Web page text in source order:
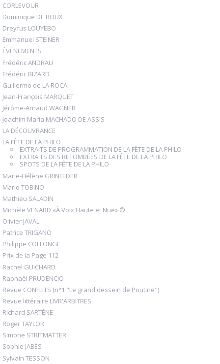
CORLEVOUR
Dominique DE ROUX
Dreyfus LOUYEBO
Emmanuel STEINER
ÉVÉNEMENTS
Frédéric ANDRAU
Frédéric BIZARD
Guillermo de LA ROCA
Jean-François MARQUET
Jérôme-Arnaud WAGNER
Joachim Maria MACHADO DE ASSIS
LA DÉCOUVRANCE
LA FÊTE DE LA PHILO
EXTRAITS DE PROGRAMMATION DE LA FÊTE DE LA PHILO
EXTRAITS DES RETOMBÉES DE LA FÊTE DE LA PHILO
SPOTS DE LA FÊTE DE LA PHILO
Marie-Hélène GRINFEDER
Mario TOBINO
Mathieu SALADIN
Michèle VENARD «À Voix Haute et Nue» ©
Olivier JAVAL
Patrice TRIGANO
Philippe COLLONGE
Prix de la Page 112
Rachel GUICHARD
Raphaël PRUDENCIO
Revue CONFLITS (n°1 "Le grand dessein de Poutine")
Revue littéraire LIVR'ARBITRES
Richard SARTÈNE
Roger TAYLOR
Simone STRITMATTER
Sophie JABÈS
Sylvain TESSON